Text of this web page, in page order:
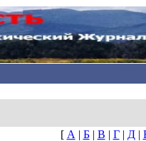
[ А | Б| В | Г| Д|